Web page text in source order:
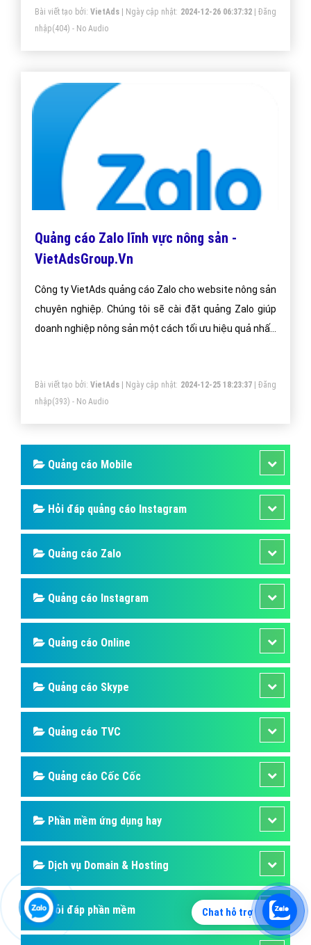
Bài viết tạo bởi: VietAds| Ngày cập nhật: 2024-12-26 06:37:32|Đăng
nhập(404) - No Audio
Quảng cáo Zalo lĩnh vực nông sản -
VietAdsGroup.Vn
Công ty VietAds quảng cáo Zalo cho website nông sản
chuyên nghiệp. Chúng tôi sẽ cài đặt quảng Zalo giúp
doanh nghiệp nông sản một cách tối ưu hiệu quả nhất.
Bài viết tạo bởi: VietAds| Ngày cập nhật: 2024-12-25 18:23:37|Đăng
nhập(393) - No Audio
Quảng cáo Mobile
Hỏi đáp quảng cáo Instagram
Quảng cáo Zalo
Quảng cáo Instagram
Quảng cáo Online
Quảng cáo Skype
Quảng cáo TVC
Quảng cáo Cốc Cốc
Phần mềm ứng dụng hay
Dịch vụ Domain & Hosting
Hỏi đáp phần mềm Chat hỗ trợ